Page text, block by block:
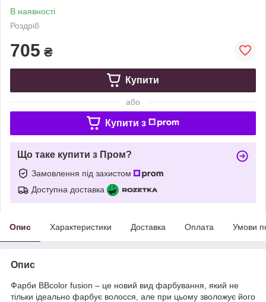
В наявності
Роздріб
705 ₴
Купити
або
Купити з
Що таке купити з Пром?
Замовлення під захистом
Доступна доставка
Опис Характеристики Доставка Оплата Умови
Опис
Фарби BBcolor fusion – це новий вид фарбування, який не
тільки ідеально фарбує волосся, але при цьому зволожує його